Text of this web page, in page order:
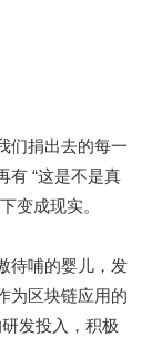
们捐出去的每一
有 “这是不是真
变成现实。
待哺的婴儿，发
为区块链应用的
发投入，积极